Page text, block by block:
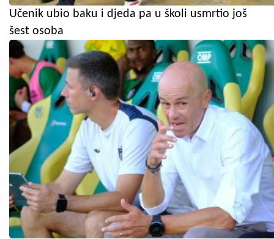
Učenik ubio baku i djeda pa u školi usmrtio još
šest osoba